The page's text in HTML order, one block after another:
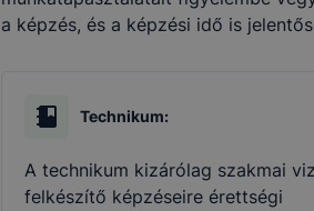
a képzés, és a képzési idő is
Technikum:
A technikum kizárólag szakmai
felkészítő képzéseire érettségi